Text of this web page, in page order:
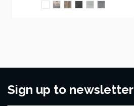
Sign up to newsletter